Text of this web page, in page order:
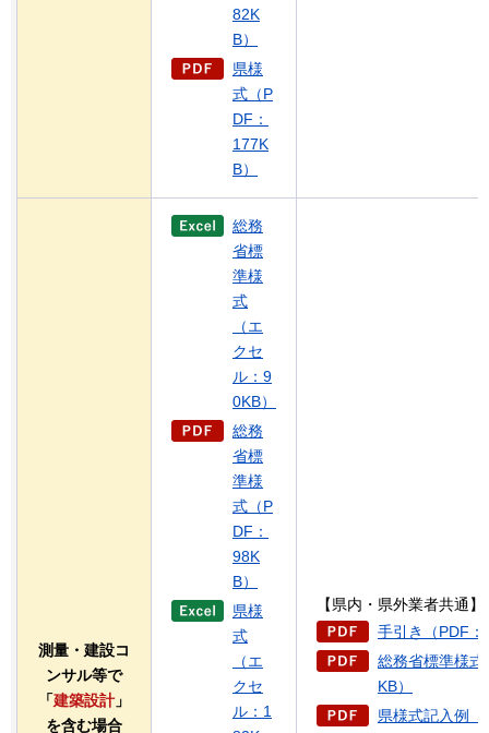
82K
B）
県様
式（P
DF：
177K
B）
測量・建設コ
ンサル等で
「建築設計」
を含む場合
総務
省標
準様
式
（エ
クセ
ル：9
0KB）
総務
省標
準様
式（P
DF：
98K
B）
県様
式
（エ
クセ
ル：1
【県内・県外業者共通】
手引き（PDF：
総務省標準様
KB）
県様式記入例